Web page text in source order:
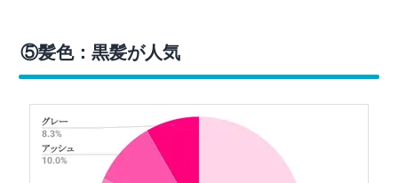
⑤髪色：黒髪が人気